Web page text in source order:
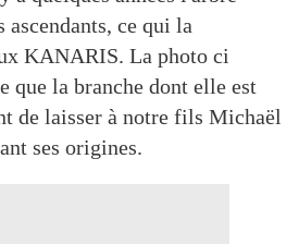
ascendants, ce qui la
KANARIS. La photo ci
que la branche dont elle est
de laisser à notre fils Michaël
ses origines.